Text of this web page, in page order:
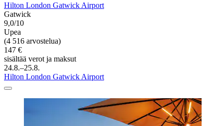
Hilton London Gatwick Airport
Gatwick
9,0/10
Upea
(4 516 arvostelua)
147 €
sisältää verot ja maksut
24.8.–25.8.
Hilton London Gatwick Airport